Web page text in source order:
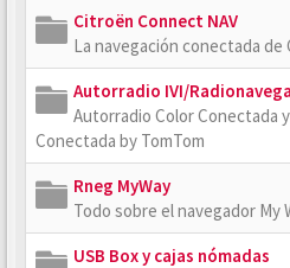
Citroën Connect NAV
La navegación conectada de
Autorradio IVI/
Autorradio Color Conectada
Conectada by TomTom
Rneg MyWay
Todo sobre el navegador My
USB Box y cajas nómadas